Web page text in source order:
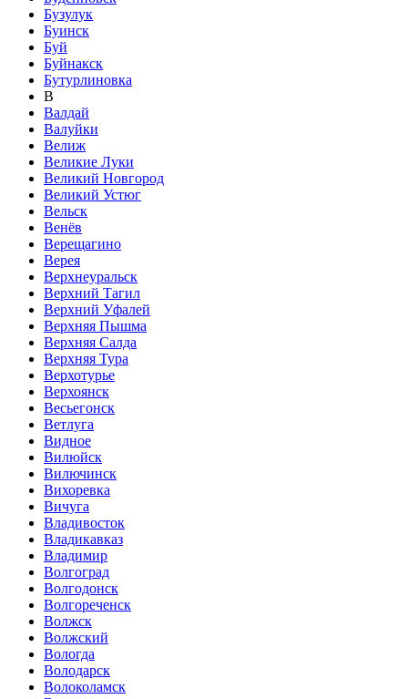
Бузулук
Буинск
Буй
Буйнакск
Бутурлиновка
В
Валдай
Валуйки
Велиж
Великие Луки
Великий Новгород
Великий Устюг
Вельск
Венёв
Верещагино
Верея
Верхнеуральск
Верхний Тагил
Верхний Уфалей
Верхняя Пышма
Верхняя Салда
Верхняя Тура
Верхотурье
Верхоянск
Весьегонск
Ветлуга
Видное
Вилюйск
Вилючинск
Вихоревка
Вичуга
Владивосток
Владикавказ
Владимир
Волгоград
Волгодонск
Волгореченск
Волжск
Волжский
Вологда
Володарск
Волоколамск